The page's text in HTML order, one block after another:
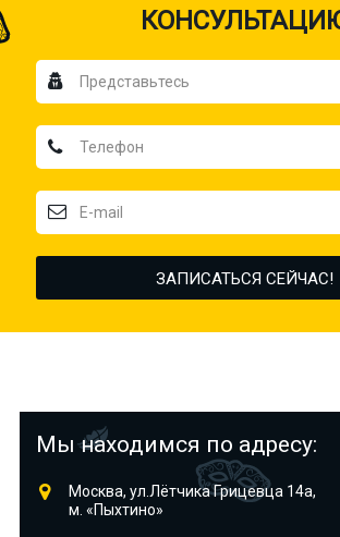
Мы находимся по адресу:
Москва, ул.Лётчика Грицевца 14а,
м. «Пыхтино»